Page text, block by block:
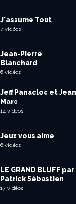
J'assume Tout
7 vidéos
Jean-Pierre
Blanchard
6 vidéos
Jeff Panacloc et Jean
Marc
14 vidéos
Jeux vous aime
6 vidéos
LE GRAND BLUFF par
Patrick Sébastien
17 vidéos